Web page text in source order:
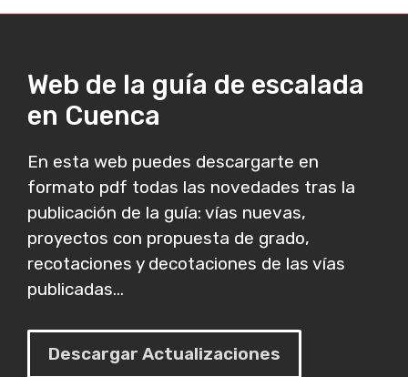
Web de la guía de escalada
en Cuenca
En esta web puedes descargarte en
formato pdf todas las novedades tras la
publicación de la guía: vías nuevas,
proyectos con propuesta de grado,
recotaciones y decotaciones de las vías
publicadas...
Descargar Actualizaciones